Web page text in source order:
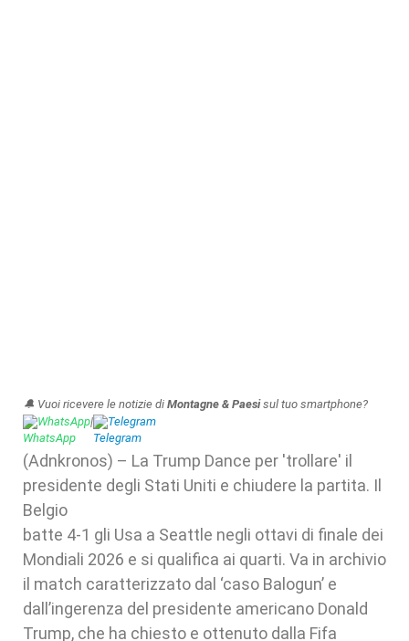
🔔 Vuoi ricevere le notizie di Montagne & Paesisul tuo smartphone?
WhatsApp| Telegram
(Adnkronos) – La Trump Dance per 'trollare' il
presidente degli Stati Uniti e chiudere la partita. Il
Belgio
batte 4-1 gli Usa a Seattle negli ottavi di finale dei
Mondiali 2026 e si qualifica ai quarti. Va in archivio
il match caratterizzato dal ‘caso Balogun’ e
dall’ingerenza del presidente americano Donald
Trump, che ha chiesto e ottenuto dalla Fifa